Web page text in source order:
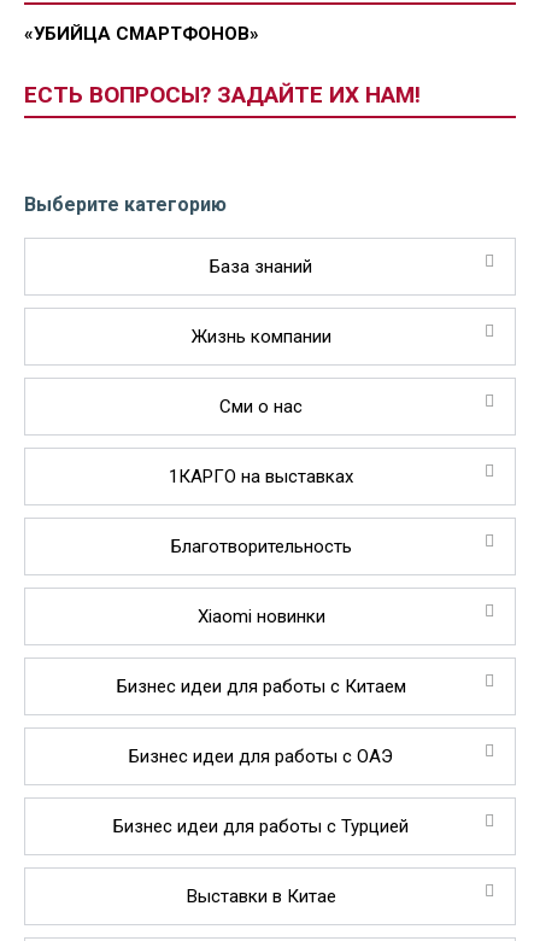
«УБИЙЦА СМАРТФОНОВ»
ЕСТЬ ВОПРОСЫ? ЗАДАЙТЕ ИХ НАМ!
Выберите категорию
База знаний
Жизнь компании
Сми о нас
1КАРГО на выставках
Благотворительность
Xiaomi новинки
Бизнес идеи для работы с Китаем
Бизнес идеи для работы с ОАЭ
Бизнес идеи для работы с Турцией
Выставки в Китае